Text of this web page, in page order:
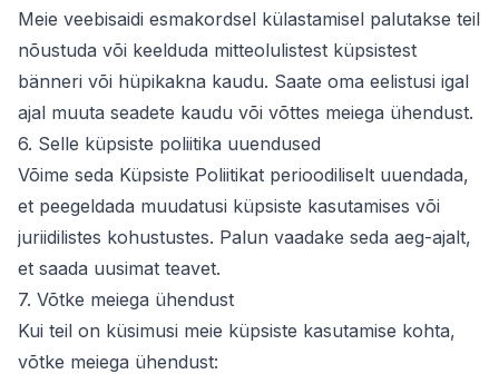
Meie veebisaidi esmakordsel külastamisel palutakse teil
nõustuda või keelduda mitteolulistest küpsistest
bänneri või hüpikakna kaudu. Saate oma eelistusi igal
ajal muuta seadete kaudu või võttes meiega ühendust.
6. Selle küpsiste poliitika uuendused
Võime seda Küpsiste Poliitikat perioodiliselt uuendada,
et peegeldada muudatusi küpsiste kasutamises või
juriidilistes kohustustes. Palun vaadake seda aeg-ajalt,
et saada uusimat teavet.
7. Võtke meiega ühendust
Kui teil on küsimusi meie küpsiste kasutamise kohta,
võtke meiega ühendust: